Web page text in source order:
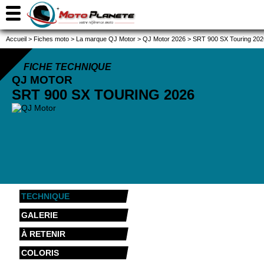
Accueil > Fiches moto > La marque QJ Motor > QJ Motor 2026 > SRT 900 SX Touring
FICHE TECHNIQUE
QJ MOTOR
SRT 900 SX TOURING 2026
TECHNIQUE
GALERIE
À RETENIR
COLORIS